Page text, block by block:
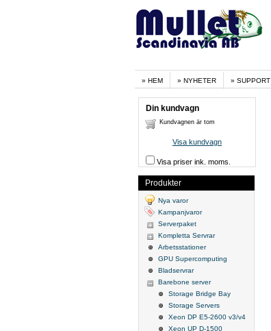
HEM NYHETER SUPPORT
Din kundvagn
Kundvagnen är tom
Visa kundvagn
Visa priser ink. moms.
Produkter
Nya varor
Kampanjvaror
Serverpaket
Kompletta Servrar
Arbetsstationer
GPU Supercomputing
Bladservrar
Barebone server
Storage Bridge Bay
Storage Servers
Xeon DP E5-2600 v3/v4
Xeon UP D-1500